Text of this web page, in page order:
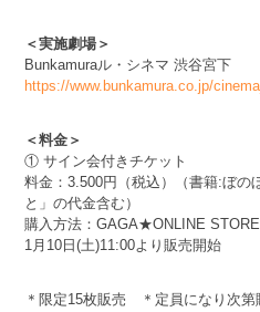
＜実施劇場＞
Bunkamuraル・シネマ 渋谷宮下
https://www.bunkamura.co.jp/
＜料金＞
① サイン会付きチケット
料金：3.500円（税込）（書籍:ぼの
と」の代金含む）
購入方法：GAGA★ONLINE
1月10日(土)11:00より販売開始
＊限定15枚販売 ＊定員になり次第